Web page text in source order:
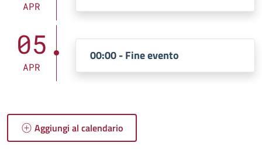
APR
05
APR
00:00 - Fine evento
Aggiungi al calendario